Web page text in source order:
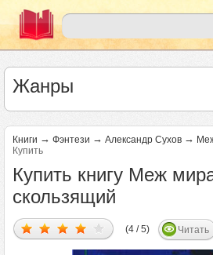
Жанры
Книги → Фэнтези → Александр Сухов →
Купить
Купить книгу Меж
скользящий
(4 / 5) Читать